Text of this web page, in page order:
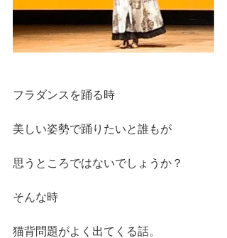
フラダンスを踊る時
美しい姿勢で踊りたいと誰もが
思うところではないでしょうか？
そんな時
猫背問題がよく出てくる話。